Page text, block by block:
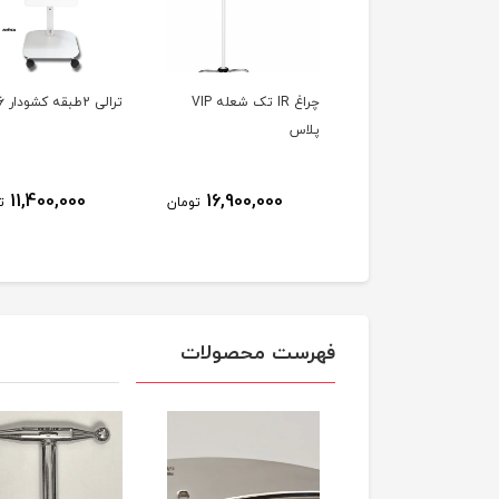
چراغ IR تک شعله VIP
پلاس
16,900,000 تومان
ترالی 2طبقه کشودار PT16
11,400,000
فهرست محصولات